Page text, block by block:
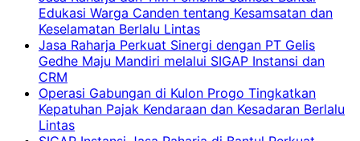
Edukasi Warga Canden tentang Kesamsatan dan
Keselamatan Berlalu Lintas
Jasa Raharja Perkuat Sinergi dengan PT Gelis
Gedhe Maju Mandiri melalui SIGAP Instansi dan
CRM
Operasi Gabungan di Kulon Progo Tingkatkan
Kepatuhan Pajak Kendaraan dan Kesadaran Berlalu
Lintas